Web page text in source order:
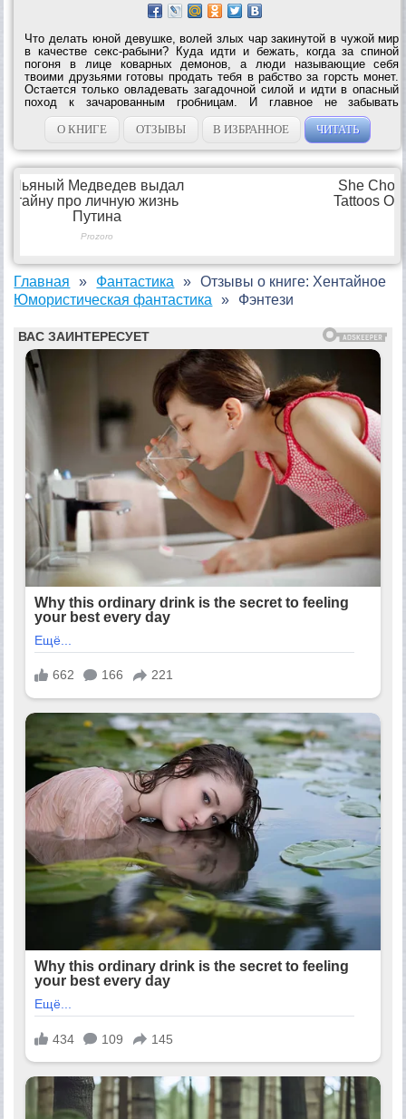
Что делать юной девушке, волей злых чар закинутой в чужой мир
в качестве секс-рабыни? Куда идти и бежать, когда за спиной
погоня в лице коварных демонов, а люди называющие себя
твоими друзьями готовы продать тебя в рабство за горсть монет.
Остается только овладевать загадочной силой и идти в опасный
поход к зачарованным гробницам. И главное не забывать
одаривать своей лаской всех встречных мужчин, ведь возможно
среди них скрывается...
О КНИГЕ ОТЗЫВЫ В ИЗБРАННОЕ ЧИТАТЬ
Главная
Фантастика
Юмористическая фантастика
Отзывы о книге: Хентайное
Фэнтези